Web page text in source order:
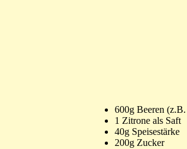
600g Beeren
1 Zitrone als Saft
40g Speisestärke
200g Zucker